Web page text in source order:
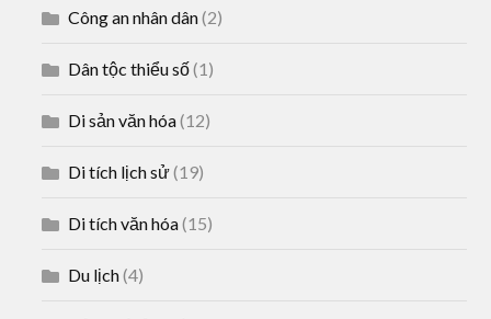
Công an nhân dân(2)
Dân tộc thiểu số(1)
Di sản văn hóa(12)
Di tích lịch sử(19)
Di tích văn hóa(15)
Du lịch(4)